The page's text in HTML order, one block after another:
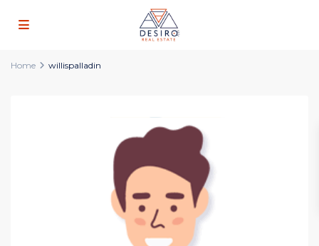
Home willispalladin